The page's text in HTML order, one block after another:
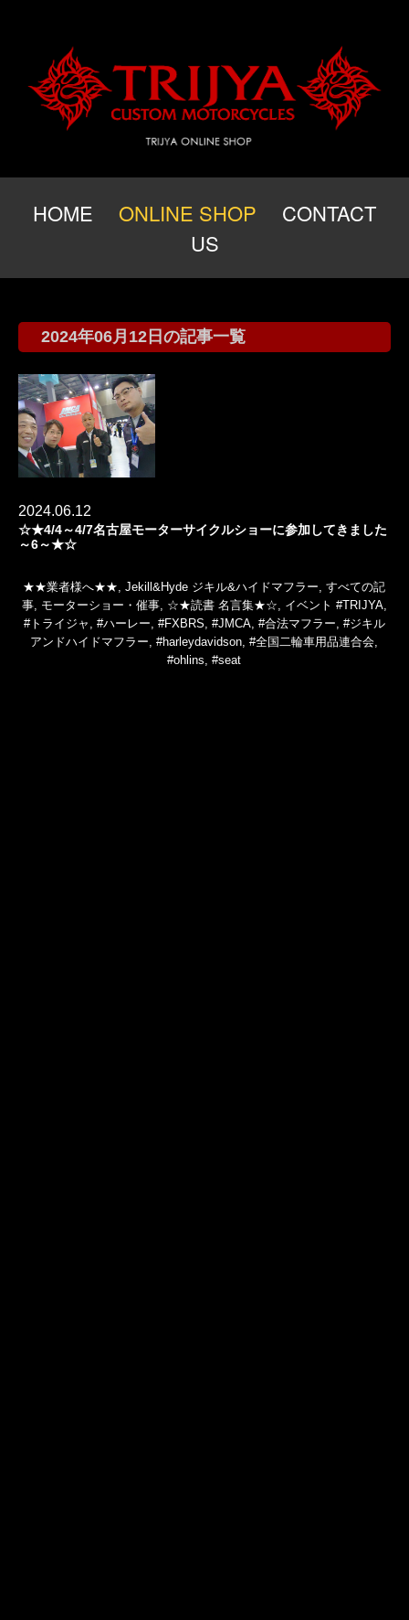
HOME ONLINE SHOP
CONTACT
US
2024年06月12日の記事一覧
2024.06.12
☆★4/4～4/7名古屋モーターサイクルショーに参加してきました
～6～★☆
★★業者様へ★★ ,Jekill&Hyde ジキル&ハイドマフラー ,すべての記
事, モーターショー・催事, ☆★読書 名言集★☆ イベント #TRIJYA,
#トライジャ
#ハーレー #FXBRS #JMCA, #合法マフラー #ジキル
アンドハイドマフラー ,#harleydavidson ,#全国二輪車用品連合会
#ohlins ,#seat